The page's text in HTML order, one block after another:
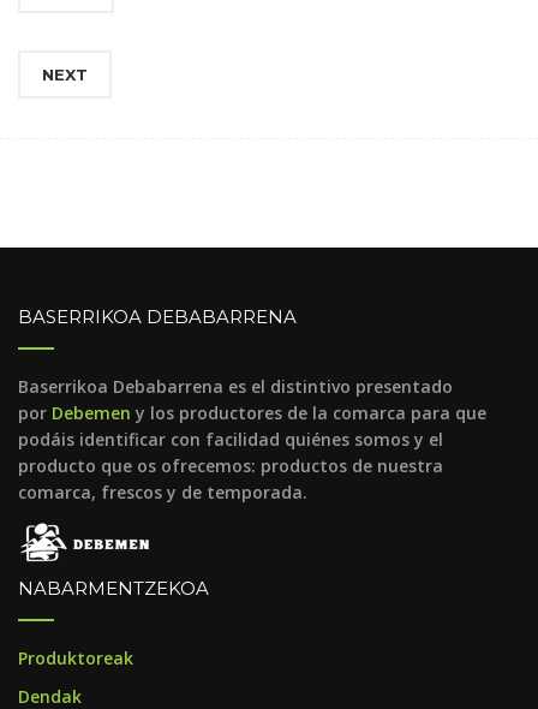
NEXT
BASERRIKOA DEBABARRENA
Baserrikoa Debabarrena es el distintivo presentado
por Debemen y los productores de la comarca para que
podáis identificar con facilidad quiénes somos y el
producto que os ofrecemos: productos de nuestra
comarca, frescos y de temporada.
NABARMENTZEKOA
Produktoreak
Dendak